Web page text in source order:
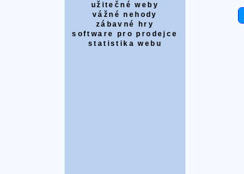
užitečné weby
vážné nehody
zábavné hry
software pro prodejce
statistika webu